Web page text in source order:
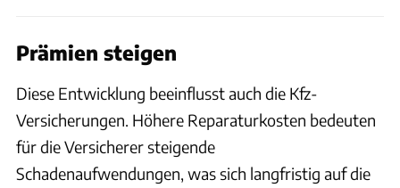
Prämien steigen
Diese Entwicklung beeinflusst auch die Kfz-
Versicherungen. Höhere Reparaturkosten bedeuten
für die Versicherer steigende
Schadenaufwendungen, was sich langfristig auf die